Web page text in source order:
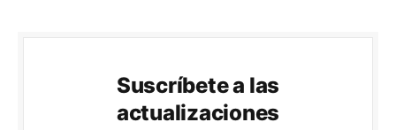
Suscríbete a las
actualizaciones